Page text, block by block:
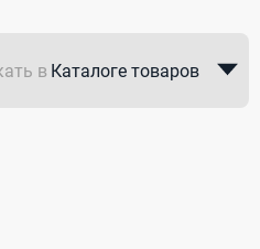
в Каталоге товаров